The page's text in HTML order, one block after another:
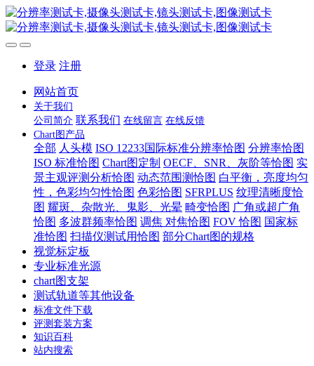
登录 注册
网站首页
关于我们
公司简介 联系我们 在线留言 在线反馈
Chart图产品
全部 人头模 ISO 12233国际标准分辨率恰图 分辨率恰图
ISO 标准恰图 Chart图定制 OECF、SNR、灰阶等恰图 实
景主观评测分析恰图 动态范围测恰图 白平衡，亮度均匀
性，色彩均匀性恰图 色彩恰图 SFRPLUS 纹理清晰度恰
图 耀斑、杂散光、鬼影、光晕 畸变恰图 广角或超广角
恰图 多波群频率恰图 调焦 对焦恰图 FOV 恰图 国家标
准恰图 扫描仪测试用恰图 部分Chart图的规格
视觉标定板
专业标准光源
chart图支架
测试轨道等其他设备
标准文件下载
评测套装方案
知识百科
站内搜索